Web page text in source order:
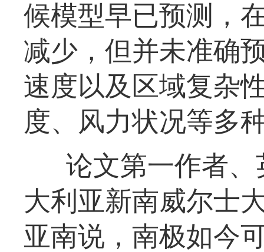
候模型早已预测，
减少，但并未准确
速度以及区域复杂
度、风力状况等多
论文第一作者
大利亚新南威尔士
亚南说，南极如今